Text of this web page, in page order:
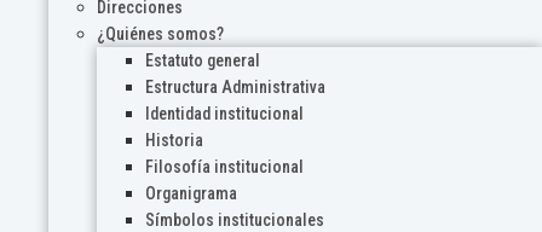
Direcciones
¿Quiénes somos?
Estatuto general
Estructura Administrativa
Identidad institucional
Historia
Filosofía institucional
Organigrama
Símbolos institucionales